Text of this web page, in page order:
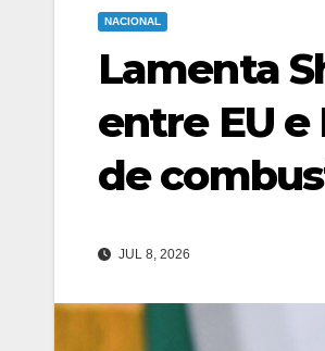
NACIONAL
Lamenta
entre EU
de
JUL 8, 2026